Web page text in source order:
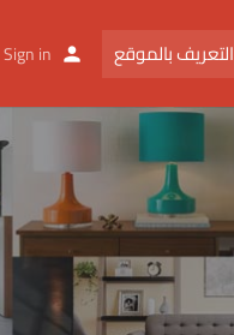
التعريف بالموقع Sign in